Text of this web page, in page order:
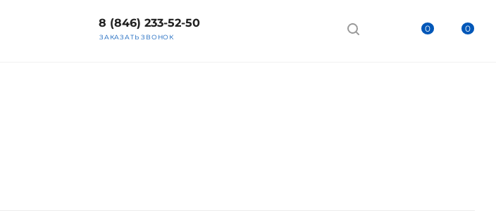
0 0
8 (846) 233-52-50
ЗАКАЗАТЬ ЗВОНОК